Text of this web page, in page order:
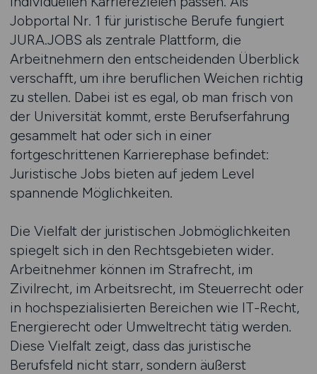
Jobportal Nr. 1 für juristische Berufe fungiert
JURA.JOBS als zentrale Plattform, die
Arbeitnehmern den entscheidenden Überblick
verschafft, um ihre beruflichen Weichen richtig
zu stellen. Dabei ist es egal, ob man frisch von
der Universität kommt, erste Berufserfahrung
gesammelt hat oder sich in einer
fortgeschrittenen Karrierephase befindet:
Juristische Jobs bieten auf jedem Level
spannende Möglichkeiten.
Die Vielfalt der juristischen Jobmöglichkeiten
spiegelt sich in den Rechtsgebieten wider.
Arbeitnehmer können im Strafrecht, im
Zivilrecht, im Arbeitsrecht, im Steuerrecht oder
in hochspezialisierten Bereichen wie IT-Recht,
Energierecht oder Umweltrecht tätig werden.
Diese Vielfalt zeigt, dass das juristische
Berufsfeld nicht starr, sondern äußerst